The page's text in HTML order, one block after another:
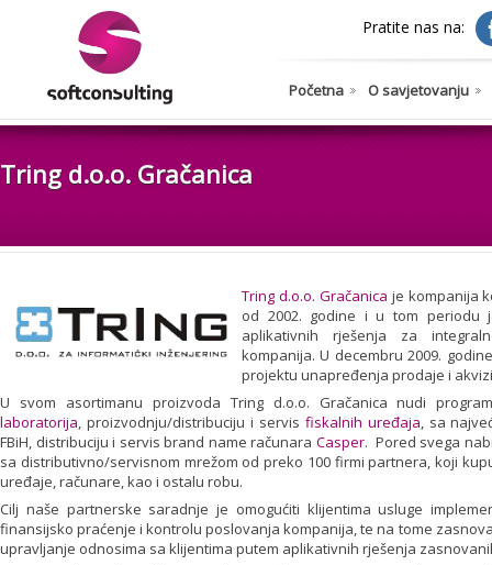
Pratite nas na:
Početna O savjetovanju
Tring d.o.o. Gračanica
Tring d.o.o. Gračanica je kompanija
od 2002. godine i u tom periodu
aplikativnih rješenja za
kompanija. U decembru 2009.
projektu unapređenja prodaje i
U svom asortimanu proizvoda Tring d.o.o. Gračanica nudi
laboratorija, proizvodnju/distribuciju i servis fiskalnih uređaja, sa
FBiH, distribuciju i servis brand name računara Casper. Pored svega
sa distributivno/servisnom mrežom od preko 100 firmi partnera, koji
uređaje, računare, kao i ostalu robu.
Cilj naše partnerske saradnje je omogućiti klijentima usluge
finansijsko praćenje i kontrolu poslovanja kompanija, te na tome
upravljanje odnosima sa klijentima putem aplikativnih rješenja